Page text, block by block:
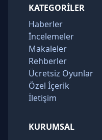
KATEGORILER
Haberler
İncelemeler
Makaleler
Rehberler
Ücretsiz Oyunlar
Özel İçerik
İletişim
KURUMSAL